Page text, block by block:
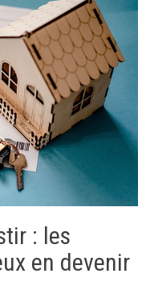
: les
en devenir